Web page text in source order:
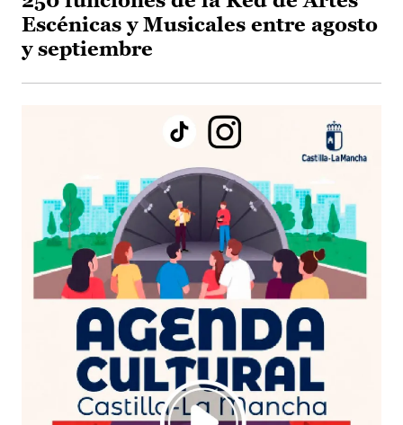
Escénicas y Musicales entre agosto
y septiembre